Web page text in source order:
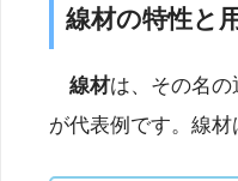
線材の特性と
線材は、その名
が代表例です。線材